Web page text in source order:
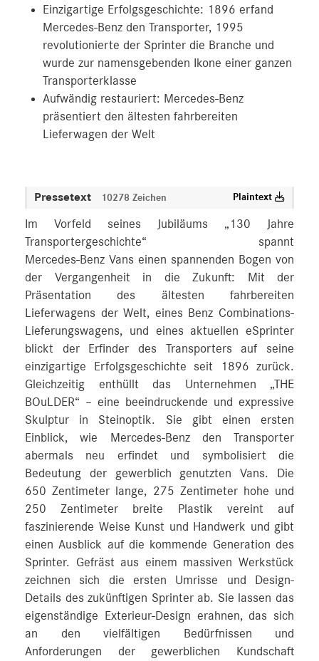
Einzigartige Erfolgsgeschichte: 1896 erfand
Mercedes-Benz den Transporter, 1995
revolutionierte der Sprinter die Branche und
wurde zur namensgebenden Ikone einer ganzen
Transporterklasse
Aufwändig restauriert: Mercedes-Benz
präsentiert den ältesten fahrbereiten
Lieferwagen der Welt
Pressetext 10278 Zeichen Plaintext
Im Vorfeld seines Jubiläums „130 Jahre
Transportergeschichte“ spannt
Mercedes‑Benz Vans einen spannenden Bogen von
der Vergangenheit in die Zukunft: Mit der
Präsentation des ältesten fahrbereiten
Lieferwagens der Welt, eines Benz Combinations-
Lieferungswagens, und eines aktuellen eSprinter
blickt der Erfinder des Transporters auf seine
einzigartige Erfolgsgeschichte seit 1896 zurück.
Gleichzeitig enthüllt das Unternehmen „THE
BOuLDER“ – eine beeindruckende und expressive
Skulptur in Steinoptik. Sie gibt einen ersten
Einblick, wie Mercedes‑Benz den Transporter
abermals neu erfindet und symbolisiert die
Bedeutung der gewerblich genutzten Vans. Die
650 Zentimeter lange, 275 Zentimeter hohe und
250 Zentimeter breite Plastik vereint auf
faszinierende Weise Kunst und Handwerk und gibt
einen Ausblick auf die kommende Generation des
Sprinter. Gefräst aus einem massiven Werkstück
zeichnen sich die ersten Umrisse und Design-
Details des zukünftigen Sprinter ab. Sie lassen das
eigenständige Exterieur-Design erahnen, das sich
an den vielfältigen Bedürfnissen und
Anforderungen der gewerblichen Kundschaft